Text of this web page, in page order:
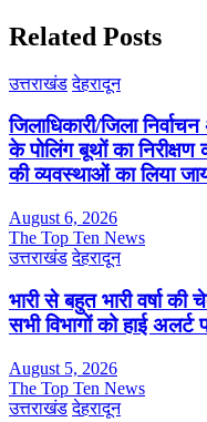
Related Posts
उत्तराखंड देहरादून
जिलाधिकारी/जिला
के पोलिंग बूथों का
की व्यवस्थाओं का लिया
August 6, 2026
The Top Ten News
उत्तराखंड देहरादून
भारी से बहुत भारी वर्षा
सभी विभागों को हाई अलर्ट
August 5, 2026
The Top Ten News
उत्तराखंड देहरादून